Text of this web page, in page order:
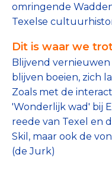
Betrouwbare
State of the
Het
Contact &
omringende
Texelse
Dit is waar we
Blijvend vernieuwen
blijven boeien, zich
Zoals met de
'Wonderlijk wad' bij
reede van Texel en
Skil, maar ook de
(de Jurk)